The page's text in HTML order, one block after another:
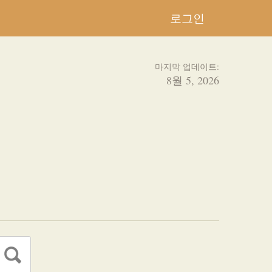
로그인
마지막 업데이트:
8월 5, 2026